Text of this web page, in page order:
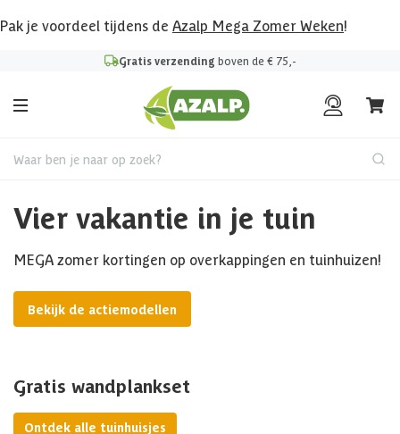
Pak je voordeel tijdens de Azalp Mega Zomer Weken!
Gratis verzending boven de € 75,-
Waar ben je naar op zoek?
Vier vakantie in je tuin
MEGA zomer kortingen op overkappingen en tuinhuizen!
Bekijk de actiemodellen
Gratis wandplankset
Ontdek alle tuinhuisjes